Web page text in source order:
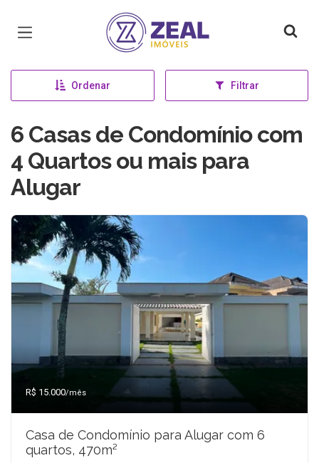
Página inicial
Ordenar Filtrar
6 Casas de Condomínio com
4 Quartos ou mais para
Alugar
R$ 15.000/mês
Casa de Condomínio para Alugar com 6
quartos, 470m²